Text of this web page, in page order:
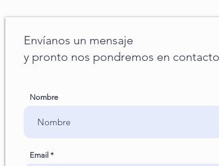
Envíanos un mensaje
y pronto nos pondremos en
Nombre
Email